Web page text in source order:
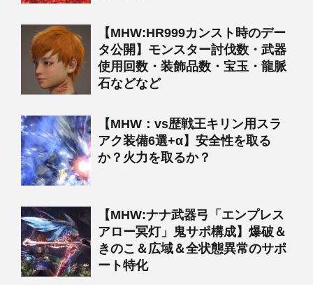
【MHW:HR999カンスト時のデー
タ公開】モンスター討伐数・武器
使用回数・装飾品数・宝玉・龍脈
石などなど
【MHW：vs歴戦王キリン用スラ
アク装備6選+α】安全性を取る
か？火力を取るか？
【MHW:ナナ武器弓「エンプレス
アロー冥灯」鬼サポ構成】爆破＆
きのこ＆広域＆全状態異常のサポ
ート特化